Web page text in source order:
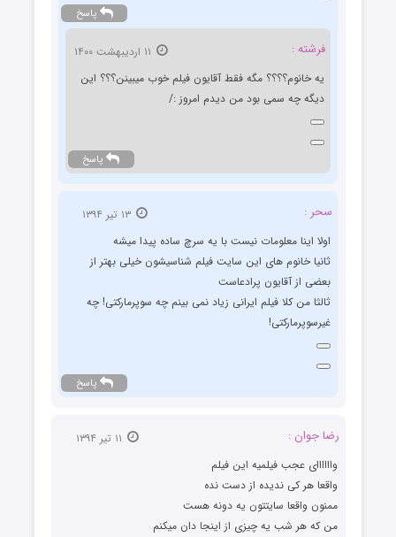
پاسخ
فرشته :
یه خانوم؟؟؟؟ مگه فقط آقایون فیلم خوب میبینن؟؟؟ این
دیگه چه سمی بود من دیدم امروز :/
پاسخ
سحر :
۱۳ تیر ۱۳۹۴
اولا اینا معلومات نیست با یه سرچ ساده پیدا میشه
ثانیا خانوم های این سایت فیلم شناسیشون خیلی بهتر از
بعضی از آقایون پرادعاست
ثالثا من کلا فیلم ایرانی زیاد نمی بینم چه سوپرمارکتی! چه
غیرسوپرمارکتی!
پاسخ
رضا جوان :
واااااای عجب فیلمیه این فیلم
واقعا هر کی ندیده از دست نده
ممنون واقعا سایتتون یه دونه هست
من که هر شب یه چیزی از اینجا دان میکنم